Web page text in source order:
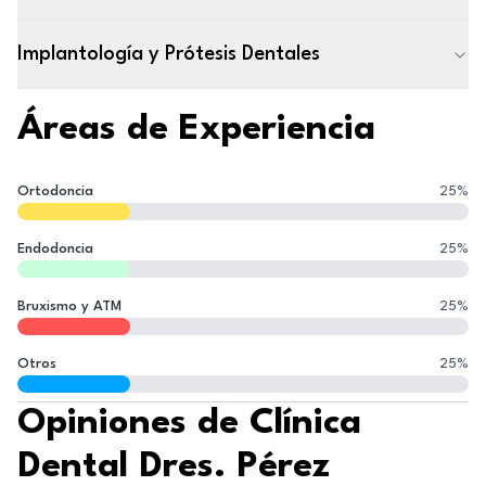
Implantología y Prótesis Dentales
Áreas de Experiencia
Ortodoncia 25%
Endodoncia 25%
Bruxismo y ATM 25%
Otros 25%
Opiniones de Clínica
Dental Dres. Pérez